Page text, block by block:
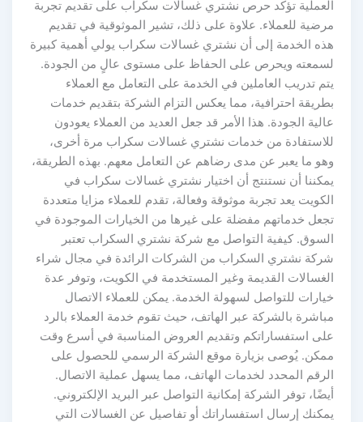
العملية تؤكد حرص نشتري غسالات سكراب على تقديم تجربة
مرضية للعملاء. علاوة على ذلك، تشير الموثوقية في تقديم
هذه الخدمة إلى أن نشتري غسالات سكراب يولي أهمية كبيرة
لسمعته ويحرص على الحفاظ على مستوى عالٍ من الجودة.
يتم تدريب العاملين في الخدمة على التعامل مع العملاء
بطريقة احترافية، مما يعكس التزام الشركة بتقديم خدمات
عالية الجودة. هذا الأمر قد جعل العديد من العملاء يعودون
للاستفادة من خدمات نشتري غسالات سكراب مرة أخرى،
وهو ما يعبر عن مدى رضاهم عن التعامل معهم. بهذه الطريقة،
يمكننا أن نستنتج أن اختيار نشتري غسالات سكراب في
الكويت يعد تجربة موثوقة وفعالة، تقدم للعملاء مزايا متعددة
تجعل خدماتهم مفضلة على غيرها من الخيارات الموجودة في
السوق. كيفية التواصل مع شركة نشتري السكراب تعتبر
شركة نشتري السكراب من الشركات الرائدة في مجال شراء
الغسالات القديمة وغير المستخدمة في الكويت، وتوفر عدة
خيارات للتواصل لسهولة الخدمة. يمكن للعملاء الاتصال
مباشرة بالشركة عبر الهاتف، حيث تقوم خدمة العملاء بالرد
على استفساراتكم وتقديم العروض المناسبة في أسرع وقت
ممكن. يُوصى بزيارة موقع الشركة الرسمي للحصول على
الرقم المحدد لخدمات الهاتف، مما يسهل عملية الاتصال.
أيضًا، توفر الشركة إمكانية التواصل عبر البريد الإلكتروني.
يمكنك إرسال استفساراتك أو تفاصيل عن الغسالات التي